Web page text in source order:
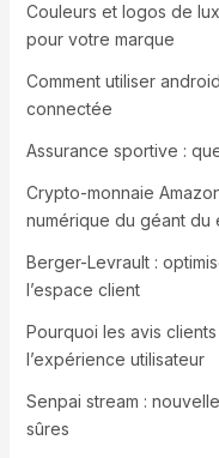
Couleurs et logos de
pour votre marque
Comment utiliser
connectée
Assurance sportive :
Crypto-monnaie
numérique du géant du
Berger-Levrault :
l’espace client
Pourquoi les avis
l’expérience utilisateur
Senpai stream :
sûres